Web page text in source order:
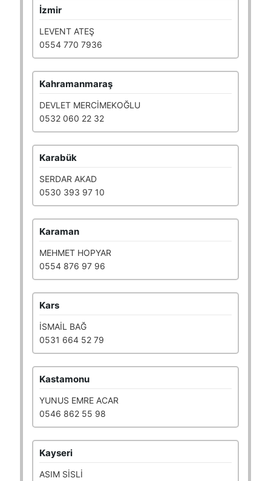
İzmir
LEVENT ATEŞ
0554 770 7936
Kahramanmaraş
DEVLET MERCİMEKOĞLU
0532 060 22 32
Karabük
SERDAR AKAD
0530 393 97 10
Karaman
MEHMET HOPYAR
0554 876 97 96
Kars
İSMAİL BAĞ
0531 664 52 79
Kastamonu
YUNUS EMRE ACAR
0546 862 55 98
Kayseri
ASIM SİSLİ